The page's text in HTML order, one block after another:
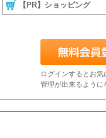
【PR】ショッピング
ログインするとお
管理が出来るように